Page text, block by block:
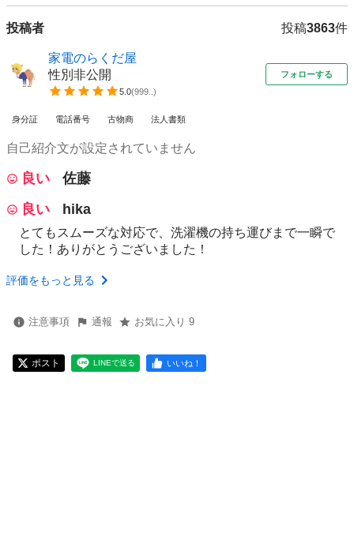
投稿者 投稿3863件
家電のらくだ屋
性別非公開
5.0(999.. )
フォローする
身分証 電話番号 古物商 法人書類
自己紹介文が設定されていません
良い
佐藤
良い
hika
とてもスムーズな対応で、洗濯機の持ち運びまで一瞬で
した！ありがとうございました！
評価をもっと見る
注意事項 通報 お気に入り 9
ポスト LINEで送る いいね！